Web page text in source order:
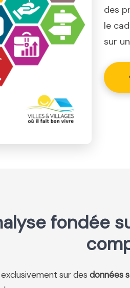
des
le
sur
fondée
sur des données